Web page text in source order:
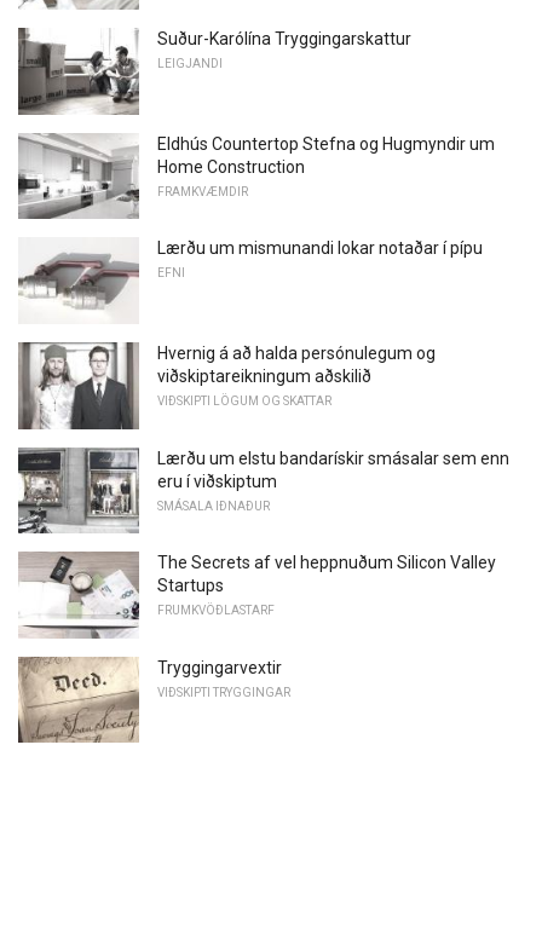
Suður-Karólína Tryggingarskattur
LEIGJANDI
Eldhús Countertop Stefna og Hugmyndir um
Home Construction
FRAMKVÆMDIR
Lærðu um mismunandi lokar notaðar í pípu
EFNI
Hvernig á að halda persónulegum og
viðskiptareikningum aðskilið
VIÐSKIPTI LÖGUM OG SKATTAR
Lærðu um elstu bandarískir smásalar sem enn
eru í viðskiptum
SMÁSALA IÐNAÐUR
The Secrets af vel heppnuðum Silicon Valley
Startups
FRUMKVÖÐLASTARF
Tryggingarvextir
VIÐSKIPTI TRYGGINGAR